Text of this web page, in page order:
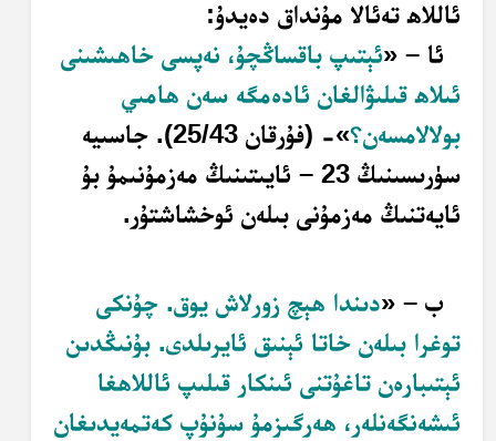
ئاللاھ تەئالا مۇنداق دەيدۇ:
ئا – «ئېتىپ باقساڭچۇ، نەپسى خاھىشىنى
ئىلاھ قىلىۋالغان ئادەمگە سەن ھامىي
بولالامسەن؟
»- (فۇرقان 25/43). جاسىيە
سۈرىسىنىڭ 23 – ئايىتىنىڭ مەزمۇنىمۇ بۇ
ئايەتنىڭ مەزمۇنى بىلەن ئوخشاشتۇر.
ب – «دىندا ھېچ زورلاش يوق. چۇنكى
توغرا بىلەن خاتا ئېنىق ئايرىلدى. بۇنىڭدىن
ئېتىبارەن تاغۇتنى ئىنكار قىلىپ ئاللاھغا
ئىشەنگەنلەر، ھەرگىزمۇ سۇنۇپ كەتمەيدىغان